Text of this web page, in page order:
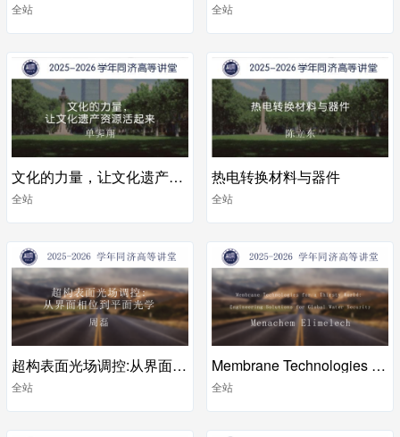
全站 全站
文化的力量，让文化遗产资源活起来
全站
热电转换材料与器件
全站
超构表面光场调控:从界面相位到平面光学
全站
Membrane Technologies for a Thirsty World: Engineering Solutions for Global Water Security
全站